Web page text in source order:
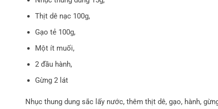
Thịt dê nạc 100g,
Gạo tẻ 100g,
Một ít muối,
2 đầu hành,
Gừng 2 lát
Nhục thung dung sắc lấy nước, thêm thịt dê, gạo, hành,